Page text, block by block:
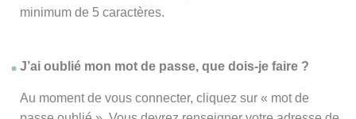
minimum de 5 caractères.
J’ai oublié mon mot de passe, que dois-je faire ?
Au moment de vous connecter, cliquez sur « mot de